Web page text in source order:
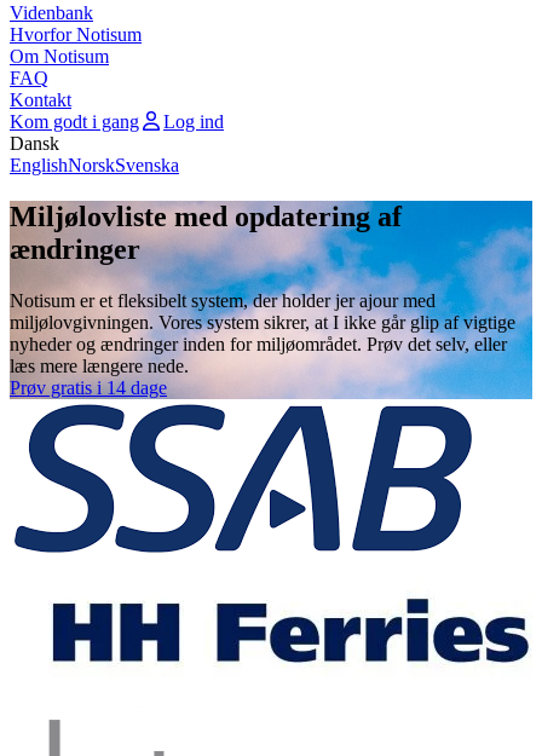
Videnbank
Hvorfor Notisum
Om Notisum
FAQ
Kontakt
Kom godt i gang
Log ind
Dansk
EnglishNorskSvenska
Miljølovliste med opdatering af
ændringer
Notisum er et fleksibelt system, der holder jer ajour med
miljølovgivningen. Vores system sikrer, at I ikke går glip af vigtige
nyheder og ændringer inden for miljøområdet. Prøv det selv, eller
læs mere længere nede.
Prøv gratis i 14 dage